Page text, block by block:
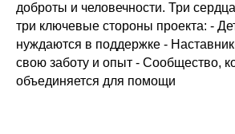
доброты и человечности. Три
три ключевые стороны проекта: -
нуждаются в поддержке -
свою заботу и опыт - Сообщество,
объединяется для помощи